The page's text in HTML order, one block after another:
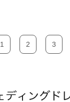
1 2 3